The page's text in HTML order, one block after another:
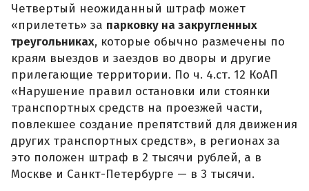
Четвертый неожиданный штраф может
«прилететь» за парковку на закругленных
треугольниках, которые обычно размечены по
краям выездов и заездов во дворы и другие
прилегающие территории. По ч. 4.ст. 12 КоАП
«Нарушение правил остановки или стоянки
транспортных средств на проезжей части,
повлекшее создание препятствий для движения
других транспортных средств», в регионах за
это положен штраф в 2 тысячи рублей, а в
Москве и Санкт-Петербурге — в 3 тысячи.